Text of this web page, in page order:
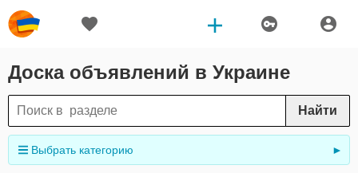
Доска объявлений в Украине
Найти
Выбрать категорию ►